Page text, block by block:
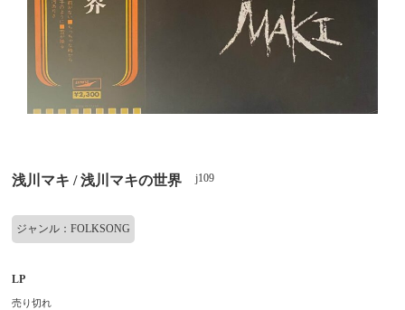
浅川マキ / 浅川マキの世界 j109
ジャンル：FOLKSONG
LP
売り切れ